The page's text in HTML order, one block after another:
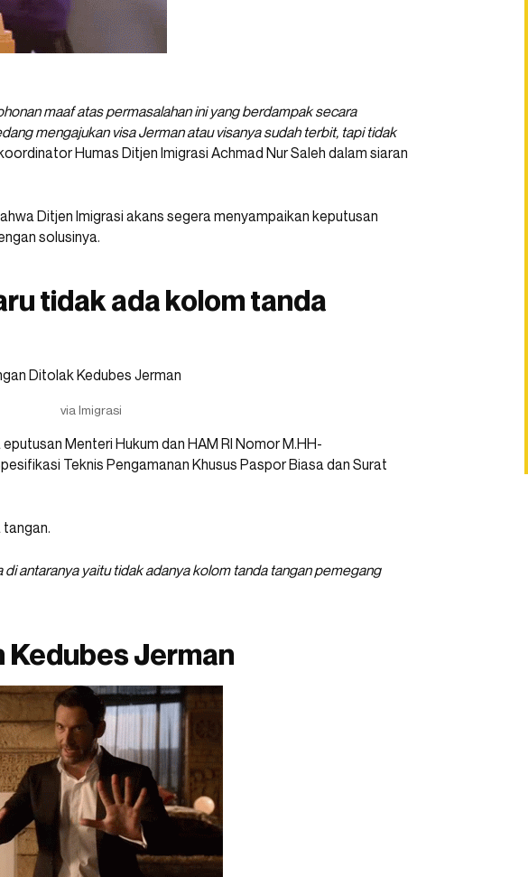
maaf atas permasalahan ini yang berdampak secara
mengajukan visa Jerman atau visanya sudah terbit, tapi tidak
Humas Ditjen Imigrasi Achmad Nur Saleh dalam siaran
Ditjen Imigrasi akans segera menyampaikan keputusan
solusinya.
tidak ada kolom tanda
via Imigrasi
Menteri Hukum dan HAM RI Nomor M.HH-
Teknis Pengamanan Khusus Paspor Biasa dan Surat
antaranya yaitu tidak adanya kolom tanda tangan pemegang
Kedubes Jerman